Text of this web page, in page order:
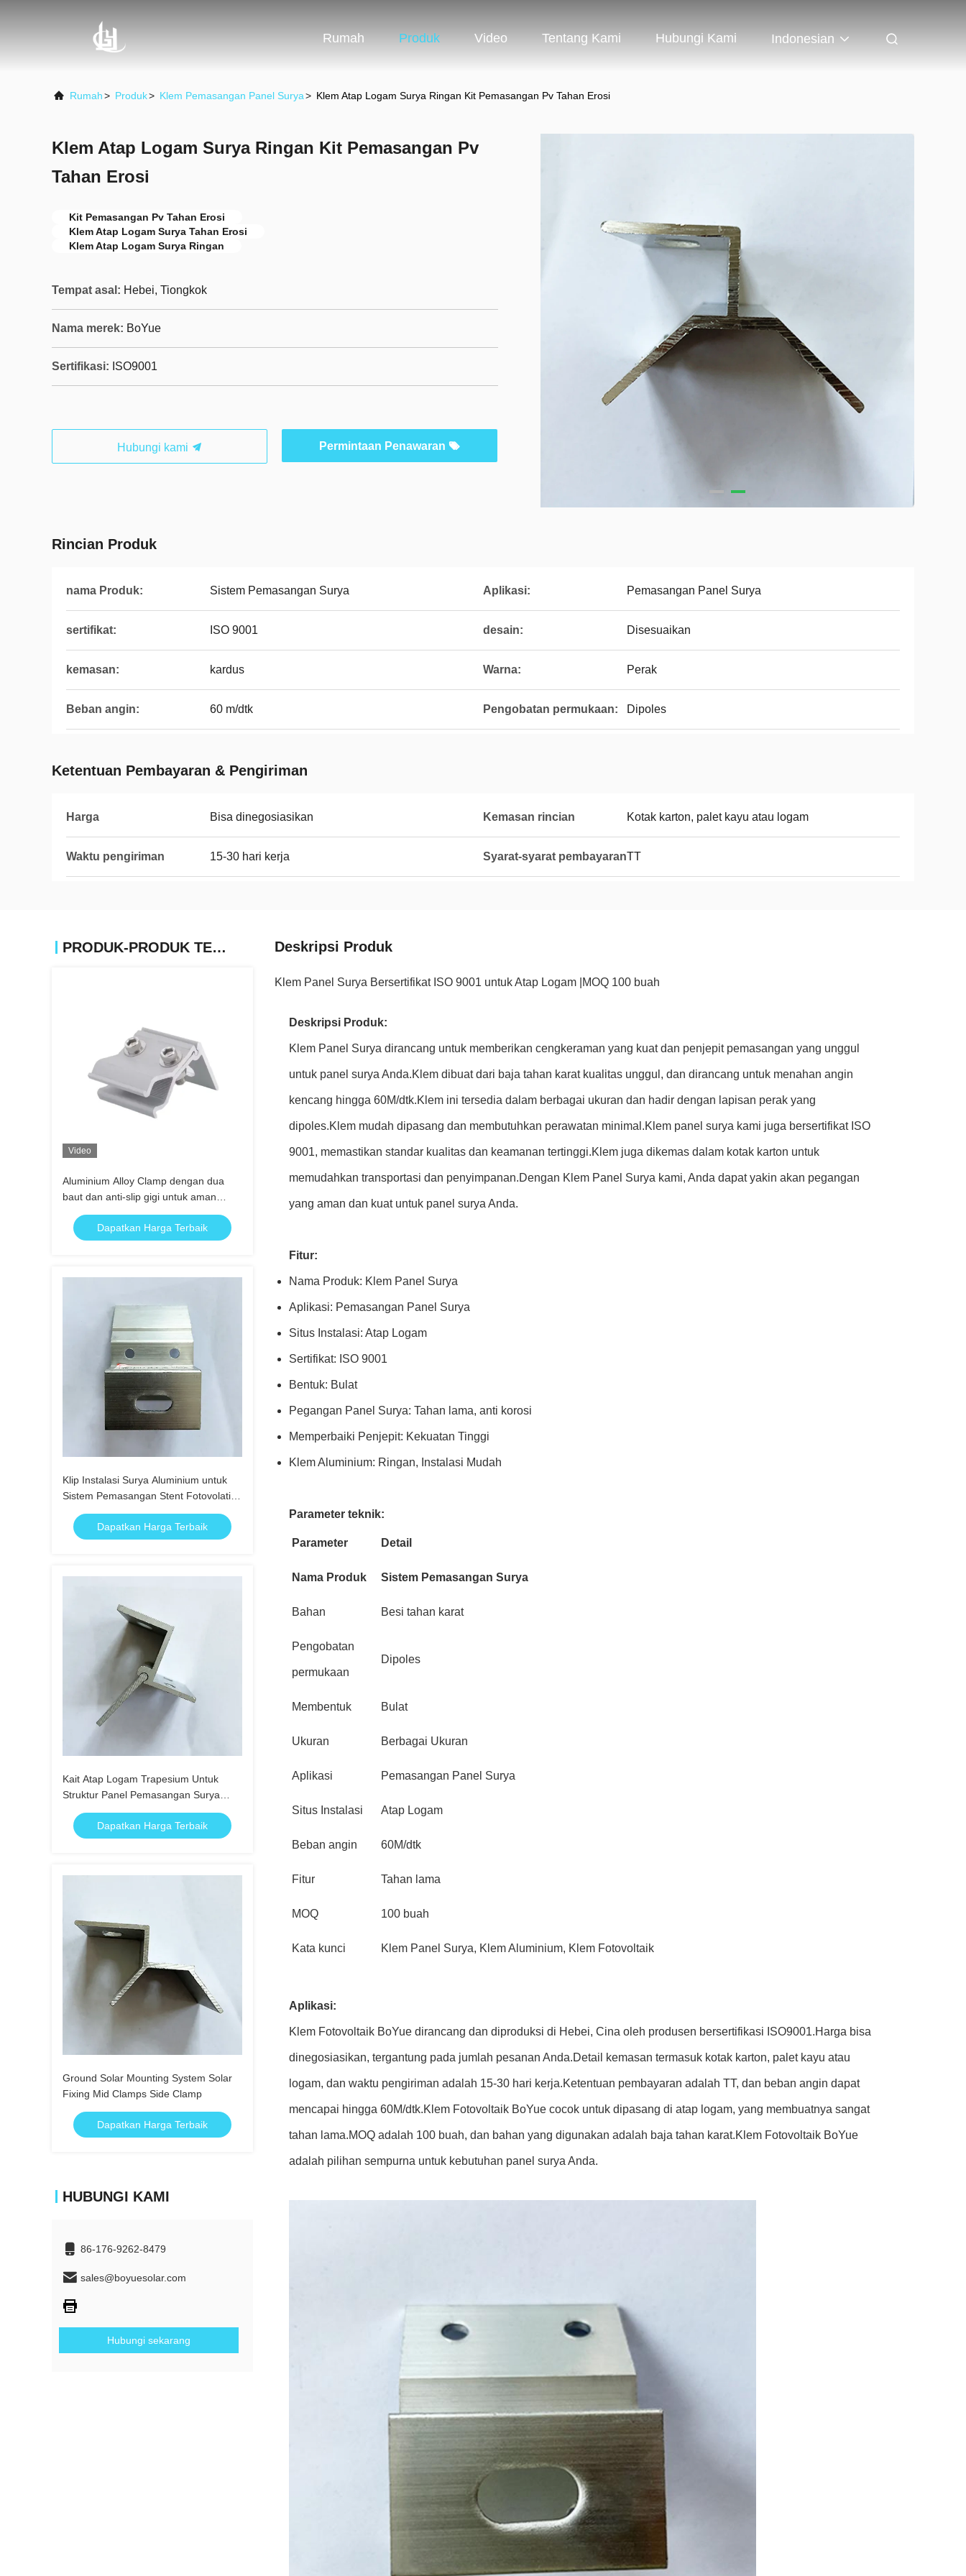
Rumah Produk Video Tentang Kami Hubungi Kami Indonesian
Rumah> Produk> Klem Pemasangan Panel Surya> Klem Atap Logam Surya Ringan Kit Pemasangan Pv Tahan Erosi
Klem Atap Logam Surya Ringan Kit Pemasangan Pv
Tahan Erosi
Kit Pemasangan Pv Tahan Erosi
Klem Atap Logam Surya Tahan Erosi
Klem Atap Logam Surya Ringan
Tempat asal: Hebei, Tiongkok
Nama merek: BoYue
Sertifikasi: ISO9001
Hubungi kami Permintaan Penawaran
Rincian Produk
nama Produk: Sistem Pemasangan Surya Aplikasi: Pemasangan Panel Surya
sertifikat: ISO 9001 desain: Disesuaikan
kemasan: kardus Warna: Perak
Beban angin: 60 m/dtk Pengobatan permukaan: Dipoles
Ketentuan Pembayaran & Pengiriman
Harga Bisa dinegosiasikan Kemasan rincian Kotak karton, palet kayu atau logam
Waktu pengiriman 15-30 hari kerja Syarat-syarat pembayaranTT
PRODUK-PRODUK TERKAIT
Video
Aluminium Alloy Clamp dengan dua
baut dan anti-slip gigi untuk aman
struktural Fastening Solar Roof Clamp
Dapatkan Harga Terbaik
Klip Instalasi Surya Aluminium untuk
Sistem Pemasangan Stent Fotovolatik
Surya
Dapatkan Harga Terbaik
Kait Atap Logam Trapesium Untuk
Struktur Panel Pemasangan Surya
Mendukung Perlengkapan Perangkat
Keras
Dapatkan Harga Terbaik
Ground Solar Mounting System Solar
Fixing Mid Clamps Side Clamp
Dapatkan Harga Terbaik
HUBUNGI KAMI
86-176-9262-8479
sales@boyuesolar.com
Hubungi sekarang
Deskripsi Produk
Klem Panel Surya Bersertifikat ISO 9001 untuk Atap Logam |MOQ 100 buah
Deskripsi Produk:
Klem Panel Surya dirancang untuk memberikan cengkeraman yang kuat dan penjepit pemasangan yang unggul
untuk panel surya Anda.Klem dibuat dari baja tahan karat kualitas unggul, dan dirancang untuk menahan angin
kencang hingga 60M/dtk.Klem ini tersedia dalam berbagai ukuran dan hadir dengan lapisan perak yang
dipoles.Klem mudah dipasang dan membutuhkan perawatan minimal.Klem panel surya kami juga bersertifikat ISO
9001, memastikan standar kualitas dan keamanan tertinggi.Klem juga dikemas dalam kotak karton untuk
memudahkan transportasi dan penyimpanan.Dengan Klem Panel Surya kami, Anda dapat yakin akan pegangan
yang aman dan kuat untuk panel surya Anda.
Fitur:
Nama Produk: Klem Panel Surya
Aplikasi: Pemasangan Panel Surya
Situs Instalasi: Atap Logam
Sertifikat: ISO 9001
Bentuk: Bulat
Pegangan Panel Surya: Tahan lama, anti korosi
Memperbaiki Penjepit: Kekuatan Tinggi
Klem Aluminium: Ringan, Instalasi Mudah
Parameter teknik:
Parameter Detail
Nama Produk Sistem Pemasangan Surya
Bahan Besi tahan karat
Pengobatan
permukaan
Dipoles
Membentuk Bulat
Ukuran Berbagai Ukuran
Aplikasi Pemasangan Panel Surya
Situs Instalasi Atap Logam
Beban angin 60M/dtk
Fitur Tahan lama
MOQ 100 buah
Kata kunci Klem Panel Surya, Klem Aluminium, Klem Fotovoltaik
Aplikasi:
Klem Fotovoltaik BoYue dirancang dan diproduksi di Hebei, Cina oleh produsen bersertifikasi ISO9001.Harga bisa
dinegosiasikan, tergantung pada jumlah pesanan Anda.Detail kemasan termasuk kotak karton, palet kayu atau
logam, dan waktu pengiriman adalah 15-30 hari kerja.Ketentuan pembayaran adalah TT, dan beban angin dapat
mencapai hingga 60M/dtk.Klem Fotovoltaik BoYue cocok untuk dipasang di atap logam, yang membuatnya sangat
tahan lama.MOQ adalah 100 buah, dan bahan yang digunakan adalah baja tahan karat.Klem Fotovoltaik BoYue
adalah pilihan sempurna untuk kebutuhan panel surya Anda.